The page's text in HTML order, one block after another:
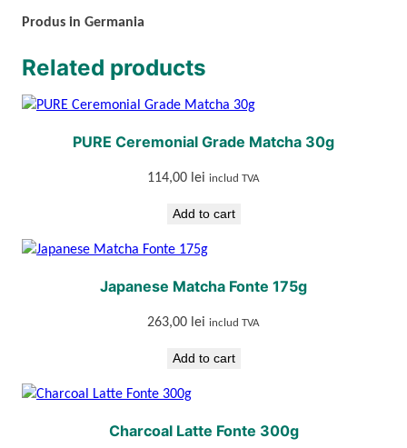
Produs in Germania
Related products
PURE Ceremonial Grade Matcha 30g
114,00 lei includ TVA
Add to cart
Japanese Matcha Fonte 175g
263,00 lei includ TVA
Add to cart
Charcoal Latte Fonte 300g